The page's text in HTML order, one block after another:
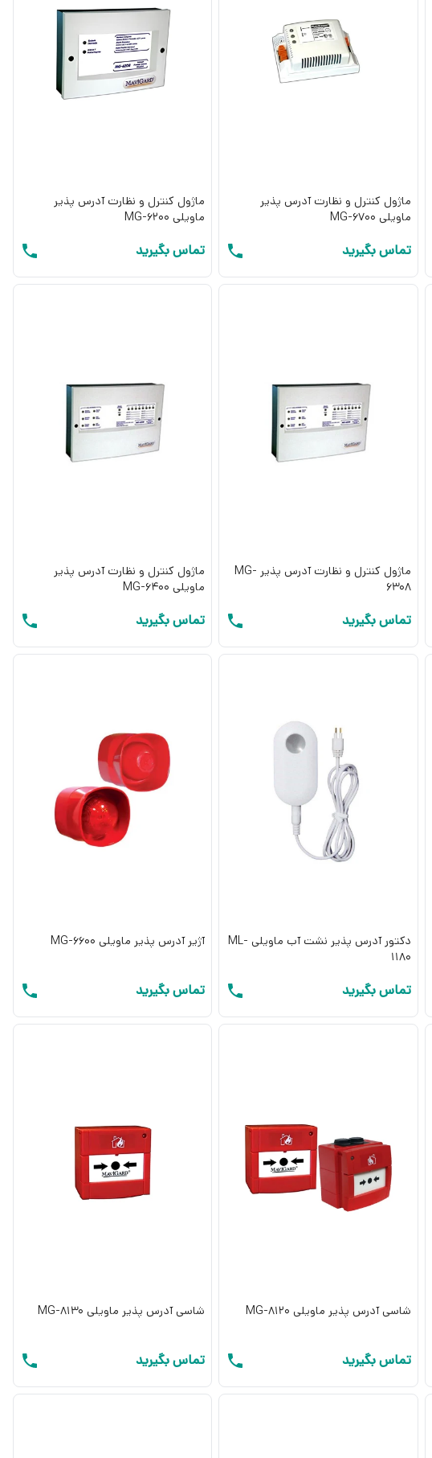
ماژول کنترل و نظارت آدرس پذیر
ماویلی MG-6700
تماس بگیرید
ماژول کنترل و نظارت آدرس پذیر
ماویلی MG-6200
تماس بگیرید
ماژول کنترل و نظارت آدرس پذیر MG-
6308
تماس بگیرید
ماژول کنترل و نظارت آدرس پذیر
ماویلی MG-6400
تماس بگیرید
دکتور آدرس پذیر نشت آب ماویلی ML-
1180
تماس بگیرید
آژیر آدرس پذیر ماویلی MG-6600
تماس بگیرید
شاسی آدرس پذیر ماویلی MG-8120
تماس بگیرید
شاسی آدرس پذیر ماویلی MG-8130
تماس بگیرید